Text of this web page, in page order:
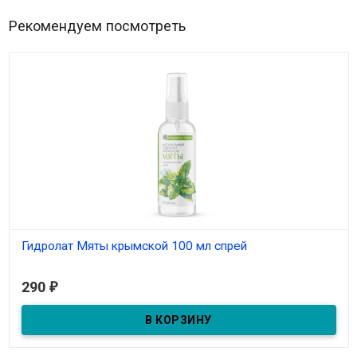
Рекомендуем посмотреть
Гидролат Мяты крымской 100 мл спрей
290 ₽